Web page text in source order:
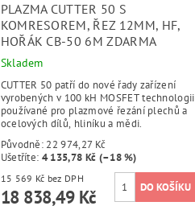
PLAZMA CUTTER 50 S
KOMRESOREM, ŘEZ 12MM, HF,
HOŘÁK CB-50 6M ZDARMA
Skladem
CUTTER 50 patří do nové řady zařízení
vyrobených v 100 kH MOSFET technologii
používané pro plazmové řezání plechů a
ocelových dílů, hliníku a mědi.
Původně: 22 974,27 Kč
Ušetříte: 4 135,78 Kč (–18 %)
15 569 Kč bez DPH
18 838,49 Kč